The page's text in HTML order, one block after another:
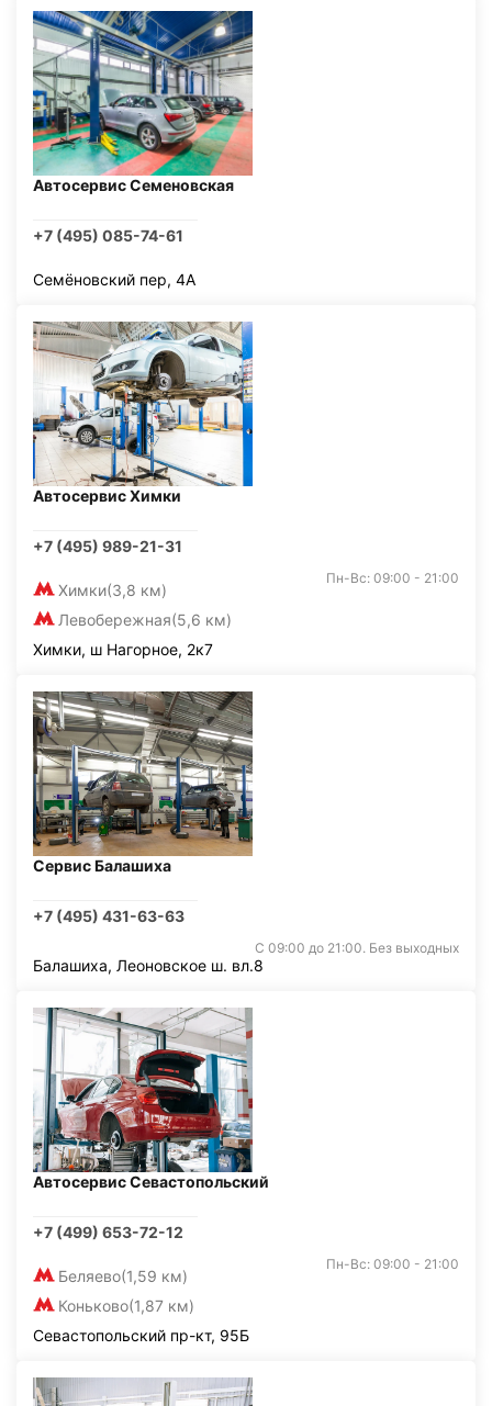
Автосервис Семеновская
+7 (495) 085-74-61
Семёновский пер, 4А
Автосервис Химки
+7 (495) 989-21-31
Химки(3,8 км)
Левобережная(5,6 км)
Пн-Вс: 09:00 - 21:00
Химки, ш Нагорное, 2к7
Сервис Балашиха
+7 (495) 431-63-63
С 09:00 до 21:00. Без выходных
Балашиха, Леоновское ш. вл.8
Автосервис Севастопольский
+7 (499) 653-72-12
Беляево(1,59 км)
Коньково(1,87 км)
Пн-Вс: 09:00 - 21:00
Севастопольский пр-кт, 95Б